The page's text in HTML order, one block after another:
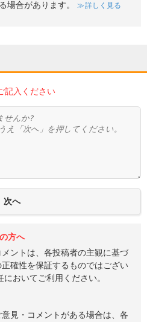
場合があります。
詳しく見る
記入ください
方へ
ントは、各投稿者の主観に基づ
確性を保証するものではござい
おいてご利用ください。
見・コメントがある場合は、各